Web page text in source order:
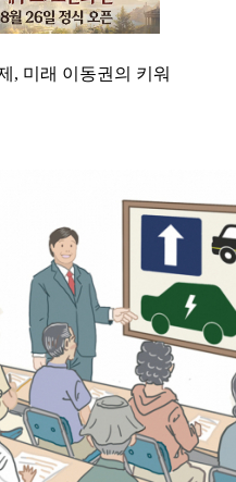
, 미래 이동권의 키워